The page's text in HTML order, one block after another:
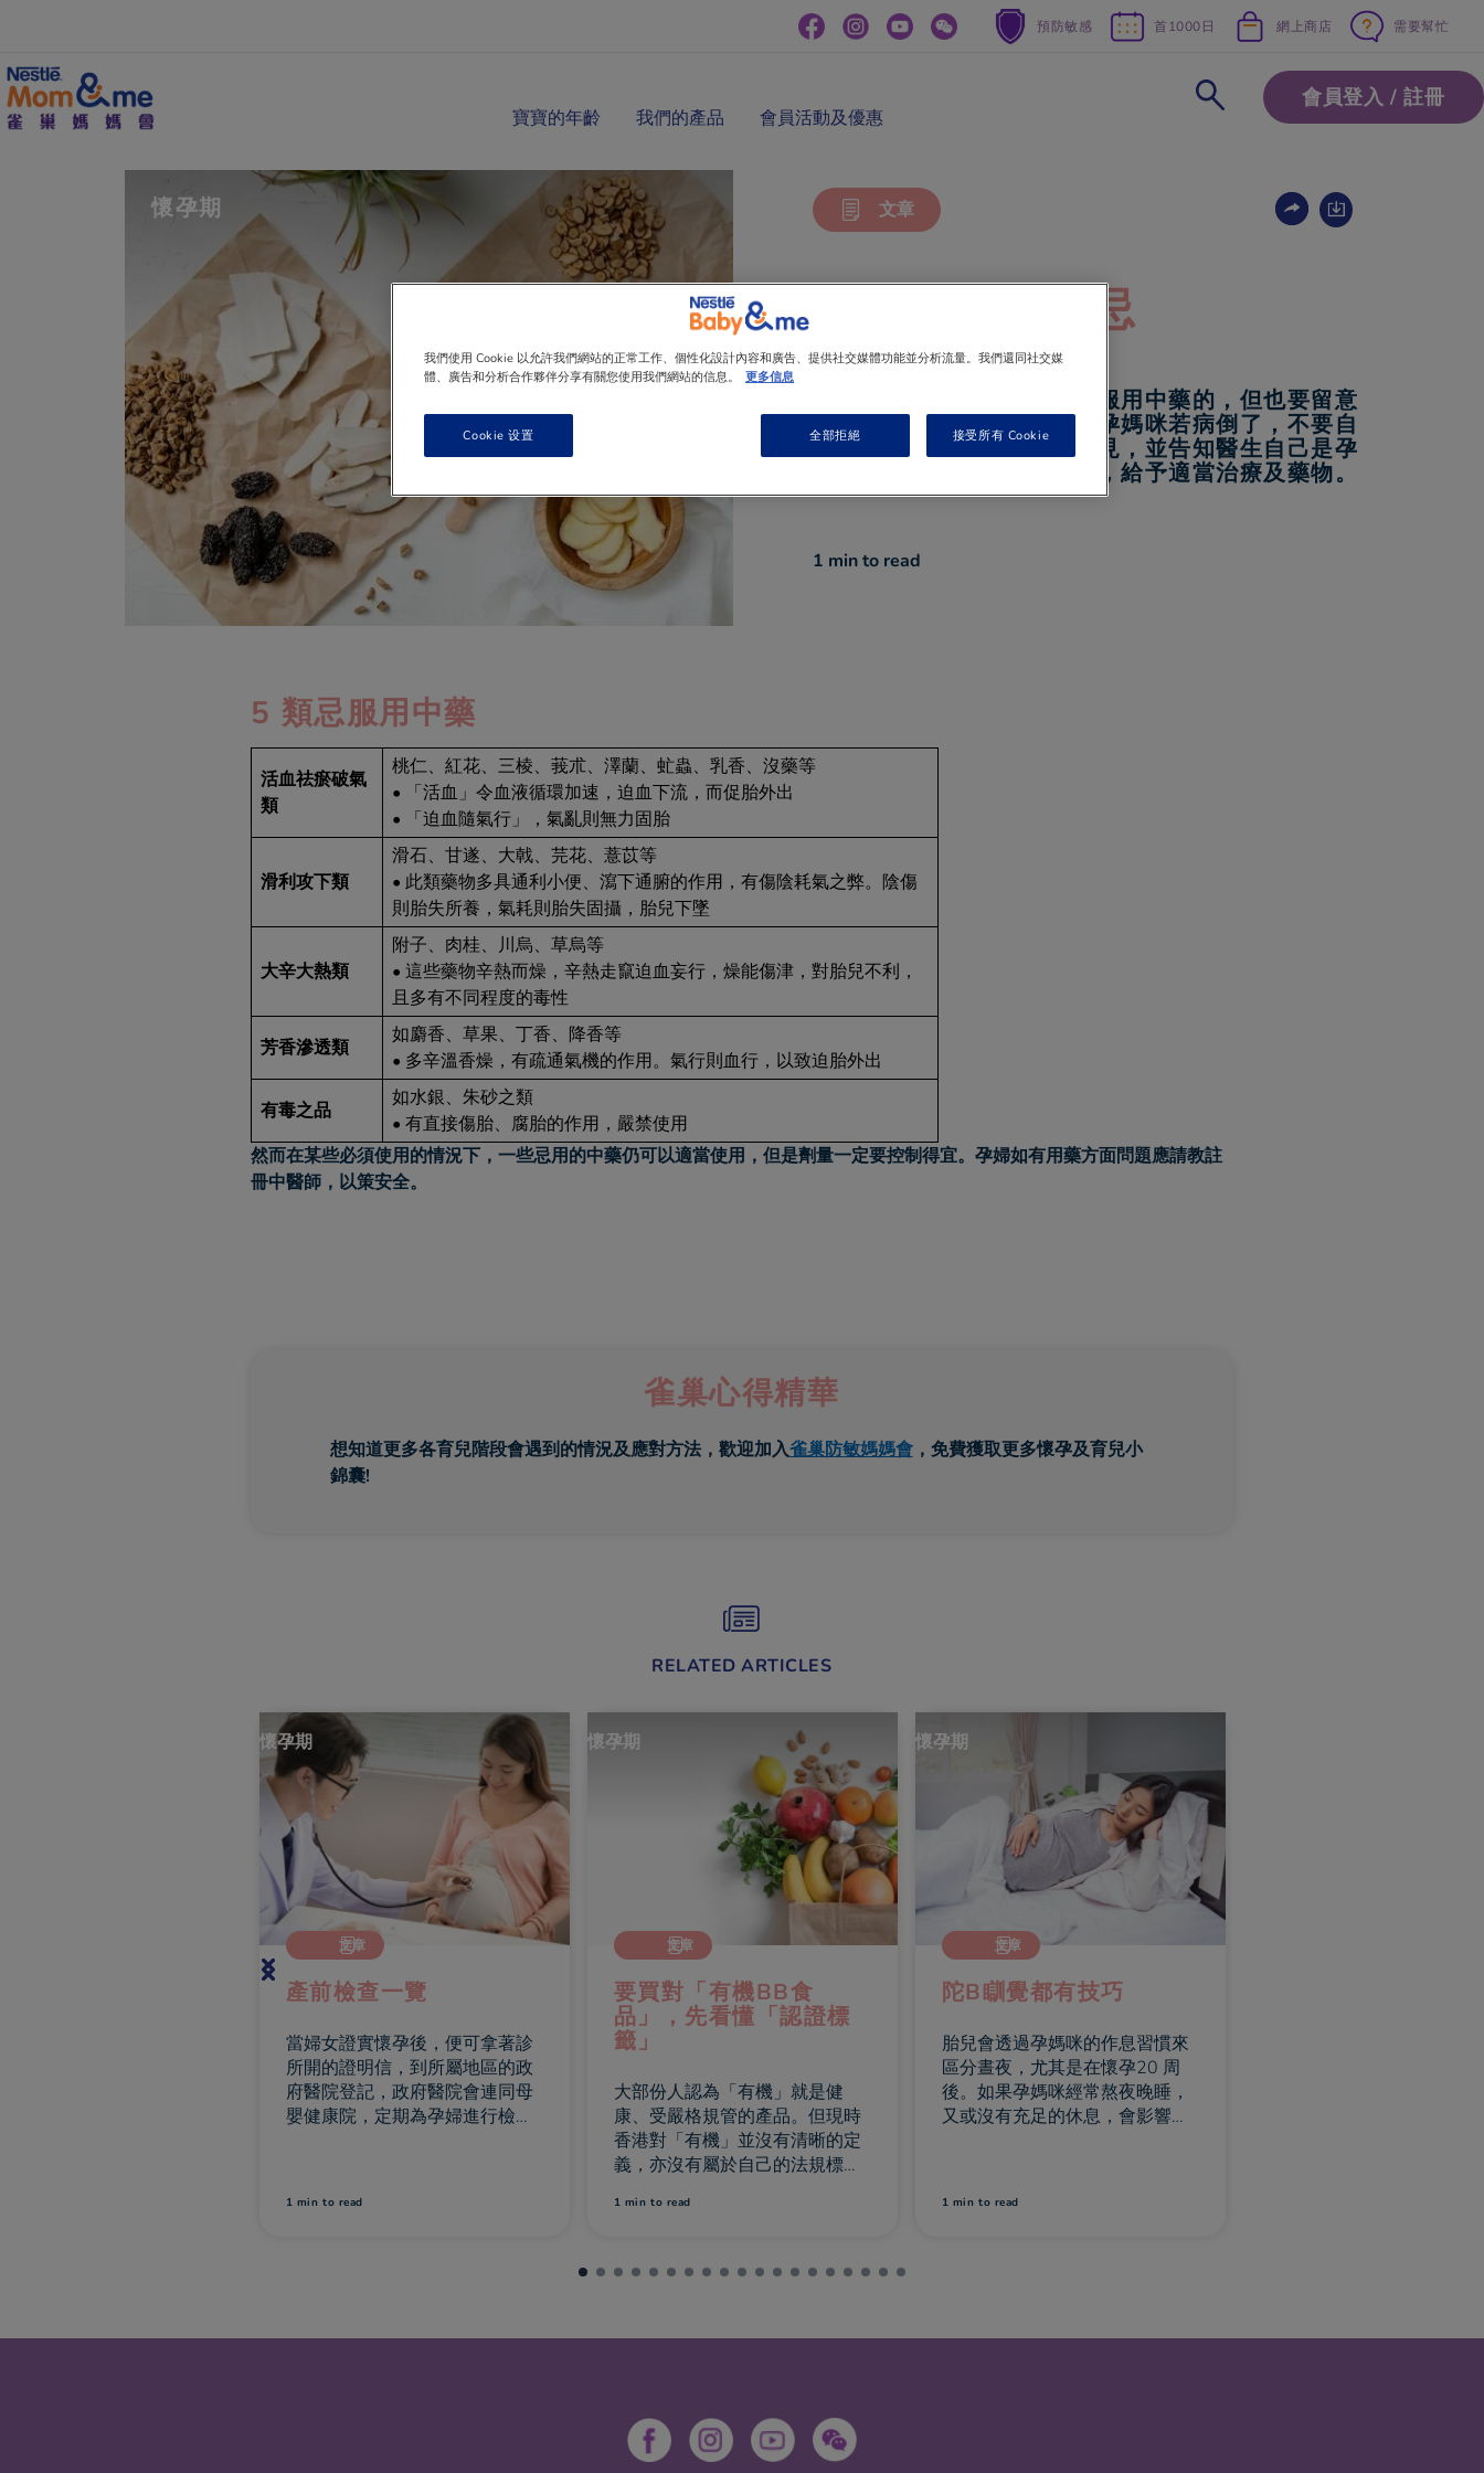
主
內
容
預防敏感 首1000日 網上商店 需要幫忙
寶寶的年齡 我們的產品
會員活動及優惠
會員登入 / 註冊
懷孕期 文章
服用中西藥宜忌
孕媽咪在懷孕期間，是可以服用中藥的，但也要留意
某些中草藥是不能服用的。孕媽咪若病倒了，不要自
行服用成藥，宜諮詢醫生意見，並告知醫生自己是孕
婦，醫生會視乎孕媽咪情況，給予適當治療及藥物。
1 minto read
5 類忌服用中藥
活血祛瘀破氣
類
桃仁、紅花、三棱、莪朮、澤蘭、虻蟲、乳香、沒藥等
• 「活血」令血液循環加速，迫血下流，而促胎外出
• 「迫血隨氣行」，氣亂則無力固胎
滑利攻下類
滑石、甘遂、大戟、芫花、薏苡等
• 此類藥物多具通利小便、瀉下通腑的作用，有傷陰耗氣之弊。陰傷
則胎失所養，氣耗則胎失固攝，胎兒下墜
大辛大熱類
附子、肉桂、川烏、草烏等
• 這些藥物辛熱而燥，辛熱走竄迫血妄行，燥能傷津，對胎兒不利，
且多有不同程度的毒性
芳香滲透類
如麝香、草果、丁香、降香等
• 多辛溫香燥，有疏通氣機的作用。氣行則血行，以致迫胎外出
有毒之品
如水銀、朱砂之類
• 有直接傷胎、腐胎的作用，嚴禁使用
然而在某些必須使用的情況下，一些忌用的中藥仍可以適當使用，但是劑量一定要控制得宜。孕婦如有用藥方面問題應請教註
冊中醫師，以策安全。
雀巢心得精華
想知道更多各育兒階段會遇到的情況及應對方法，歡迎加入雀巢防敏媽媽會，免費獲取更多懷孕及育兒小
錦囊!
RELATED ARTICLES
懷孕期
文章
要買對「有機BB食
籤」
大部份人認為「有機」就是健
康、受嚴格規管的產品。但現時
統。但是，不同認證系統有著不
1 min to read
懷孕期
文章
陀B瞓覺都有技巧
胎兒會透過孕媽咪的作息習慣來
後。如果孕媽咪經常熬夜晚睡，
又或沒有充足的休息，會影響胎
兒的發展。若要培養良好的作息
習慣，可參考以下小貼士。
1 min to read
懷孕期
文章
孕婦的飲食健康
我知道我在懷孕期間需要進食更
健康和多元化的食物。因此，我
已承諾自己注意營養的吸收。當
提及蛋白質、維他命、礦物質等
食習慣。
1 min to read
我們使用 Cookie 以允許我們網站的正常工作、個性化設計內容和廣告、提供社交媒體功能並分析流量。我們還同社交媒
體、廣告和分析合作夥伴分享有關您使用我們網站的信息。
更多信息
全部拒絕 接受所有 Cookie
Cookie 设置